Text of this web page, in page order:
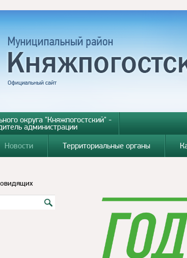
округа "Княжпогостский" -
администрации
Новости Территориальные органы